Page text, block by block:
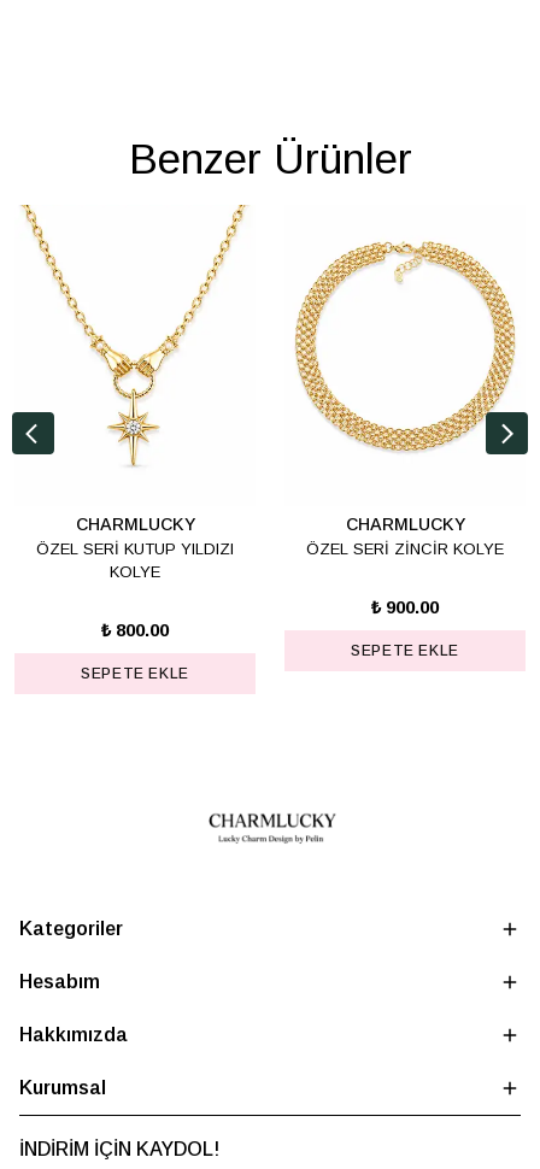
Benzer Ürünler
CHARMLUCKY
ÖZEL SERİ KUTUP YILDIZI
KOLYE
₺ 800.00
SEPETE EKLE
CHARMLUCKY
ÖZEL SERİ ZİNCİR KOLYE
₺ 900.00
SEPETE EKLE
Kategoriler
Hesabım
Hakkımızda
Kurumsal
İNDİRİM İÇİN KAYDOL!